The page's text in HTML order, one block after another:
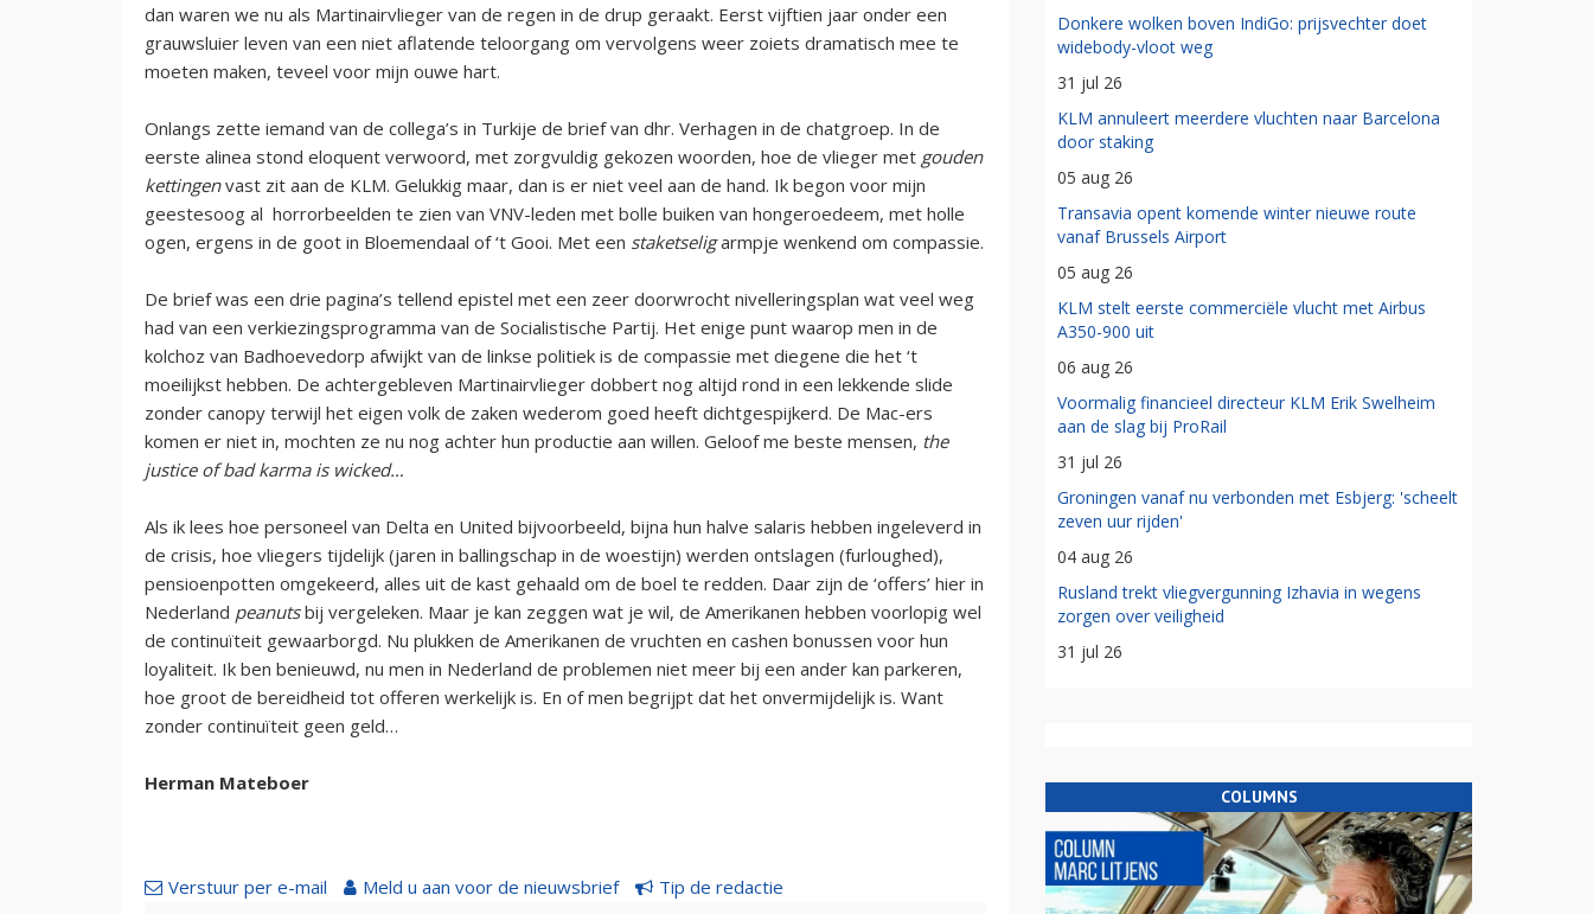
dan waren we nu als Martinairvlieger van de regen in de drup geraakt. Eerst vijftien jaar onder een
grauwsluier leven van een niet aflatende teloorgang om vervolgens weer zoiets dramatisch mee te
moeten maken, teveel voor mijn ouwe hart.
Onlangs zette iemand van de collega’s in Turkije de brief van dhr. Verhagen in de chatgroep. In de
eerste alinea stond eloquent verwoord, met zorgvuldig gekozen woorden, hoe de vlieger met gouden
kettingenvast zit aan de KLM. Gelukkig maar, dan is er niet veel aan de hand. Ik begon voor mijn
geestesoog al horrorbeelden te zien van VNV-leden met bolle buiken van hongeroedeem, met holle
ogen, ergens in de goot in Bloemendaal of ‘t Gooi. Met een staketseligarmpje wenkend om compassie.
De brief was een drie pagina’s tellend epistel met een zeer doorwrocht nivelleringsplan wat veel weg
had van een verkiezingsprogramma van de Socialistische Partij. Het enige punt waarop men in de
kolchoz van Badhoevedorp afwijkt van de linkse politiek is de compassie met diegene die het ‘t
moeilijkst hebben. De achtergebleven Martinairvlieger dobbert nog altijd rond in een lekkende slide
zonder canopy terwijl het eigen volk de zaken wederom goed heeft dichtgespijkerd. De Mac-ers
komen er niet in, mochten ze nu nog achter hun productie aan willen. Geloof me beste mensen, the
justice of bad karma is wicked…
Als ik lees hoe personeel van Delta en United bijvoorbeeld, bijna hun halve salaris hebben ingeleverd in
de crisis, hoe vliegers tijdelijk (jaren in ballingschap in de woestijn) werden ontslagen (furloughed),
pensioenpotten omgekeerd, alles uit de kast gehaald om de boel te redden. Daar zijn de ‘offers’ hier in
Nederland peanutsbij vergeleken. Maar je kan zeggen wat je wil, de Amerikanen hebben voorlopig wel
de continuïteit gewaarborgd. Nu plukken de Amerikanen de vruchten en cashen bonussen voor hun
loyaliteit. Ik ben benieuwd, nu men in Nederland de problemen niet meer bij een ander kan parkeren,
hoe groot de bereidheid tot offeren werkelijk is. En of men begrijpt dat het onvermijdelijk is. Want
zonder continuïteit geen geld…
Herman Mateboer
Verstuur per e-mail Meld u aan voor de nieuwsbrief
Tip de redactie
Donkere wolken boven IndiGo: prijsvechter doet
widebody-vloot weg
31 jul 26
KLM annuleert meerdere vluchten naar Barcelona
door staking
05 aug 26
Transavia opent komende winter nieuwe route
vanaf Brussels Airport
05 aug 26
KLM stelt eerste commerciële vlucht met Airbus
A350-900 uit
06 aug 26
Voormalig financieel directeur KLM Erik Swelheim
aan de slag bij ProRail
31 jul 26
Groningen vanaf nu verbonden met Esbjerg: 'scheelt
zeven uur rijden'
04 aug 26
Rusland trekt vliegvergunning Izhavia in wegens
zorgen over veiligheid
31 jul 26
COLUMNS